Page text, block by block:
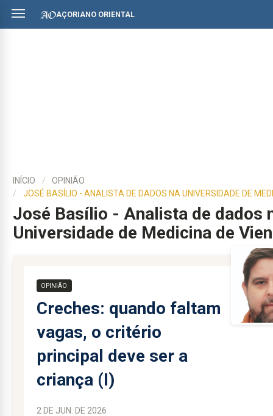
AÇORIANO ORIENTAL
INÍCIO
OPINIÃO
JOSÉ BASÍLIO - ANALISTA DE DADOS NA UNIVERSIDADE DE
José Basílio - Analista de dados
Universidade de Medicina de
OPINIÃO
Creches: quando faltam
vagas, o critério
principal deve ser a
criança (I)
2 DE JUN. DE 2026